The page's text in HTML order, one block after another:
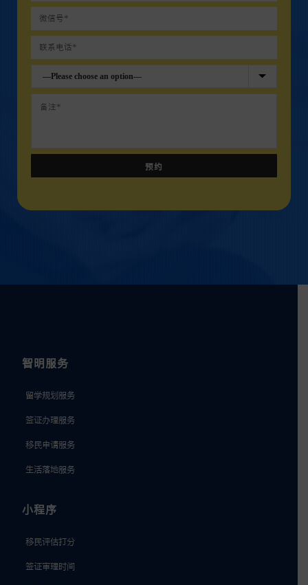
智明服务
留学规划服务
签证办理服务
移民申请服务
生活落地服务
小程序
移民评估打分
签证审理时间